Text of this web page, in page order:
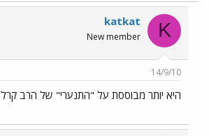
K
katkat
New member
14/9/10
היא יותר מבוססת על "התנערי" של הרב